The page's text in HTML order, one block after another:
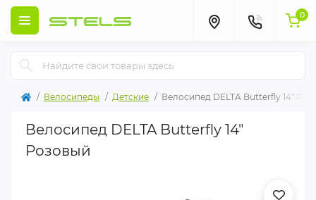
0
Велосипеды Детские Велосипед DELTA Butterfly 14"
Велосипед DELTA Butterfly 14"
Розовый